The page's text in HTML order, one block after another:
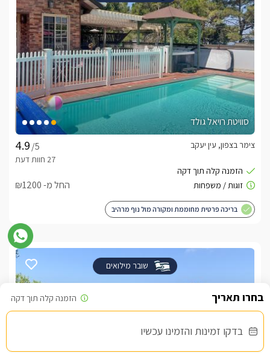
בדקו זמינות והזמינו עכשיו
סוויטת רויאל גולד
/5
צימר בצפון, עין יעקב
החל מ- ₪1200
בריכה פרטית מחוממת ומקורה מול נוף מרהיב
שובר מילואים